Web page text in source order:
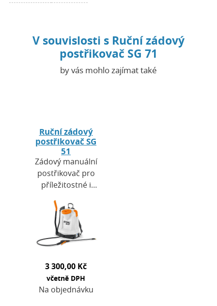
V souvislosti s Ruční zádový
postřikovač SG 71
by vás mohlo zajímat také
Ruční zádový
postřikovač SG
51
Zádový manuální
postřikovač pro
příležitostné i
nasazení. Umístění
čerpadla vpravo i
vlevo a
ergonomický
3 300,00 Kč
včetně DPH
Na objednávku